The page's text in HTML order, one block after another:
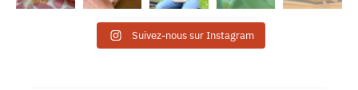
Suivez-nous sur Instagram